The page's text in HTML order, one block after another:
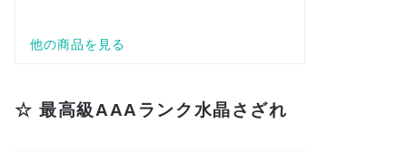
☆ 最高級AAAランク水晶さざれ